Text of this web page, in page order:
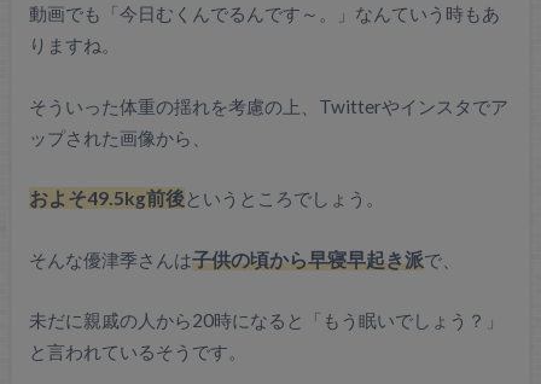
動画でも「今日むくんでるんです～。」なんていう時もあ
りますね。
そういった体重の揺れを考慮の上、Twitterやインスタでア
ップされた画像から、
およそ49.5kg前後というところでしょう。
そんな優津季さんは子供の頃から早寝早起き派で、
未だに親戚の人から20時になると「もう眠いでしょう？」
と言われているそうです。